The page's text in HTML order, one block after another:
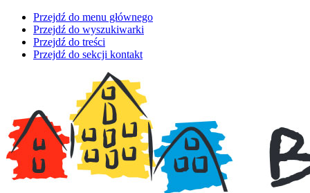
Przejdź do menu głównego
Przejdź do wyszukiwarki
Przejdź do treści
Przejdź do sekcji kontakt